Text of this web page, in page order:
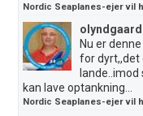
Nordic Seaplanes-ejer vil
olyndgaard
Nu er
for dyrt,,det
kan lave optankning...
Nordic Seaplanes-ejer vil